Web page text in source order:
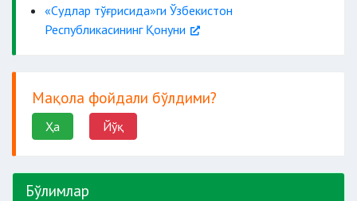
«Судлар тўғрисида»ги Ўзбекистон
Республикасининг Қонуни
Мақола фойдали бўлдими?
Ҳа Йўқ
Бўлимлар